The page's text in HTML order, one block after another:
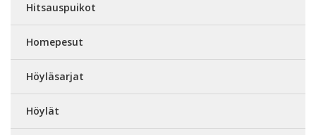
Hitsauspuikot
Homepesut
Höyläsarjat
Höylät